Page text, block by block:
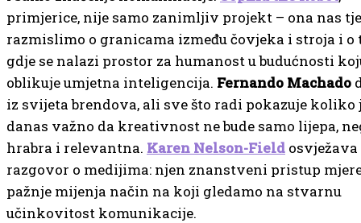
primjerice, nije samo zanimljiv projekt – ona nas
razmislimo o granicama između čovjeka i stroja i o
gdje se nalazi prostor za humanost u budućnosti
oblikuje umjetna inteligencija. Fernando Machado
iz svijeta brendova, ali sve što radi pokazuje koliko
danas važno da kreativnost ne bude samo lijepa,
hrabra i relevantna. Karen Nelson-Field osvježava
razgovor o medijima: njen znanstveni pristup
pažnje mijenja način na koji gledamo na stvarnu
učinkovitost komunikacije.